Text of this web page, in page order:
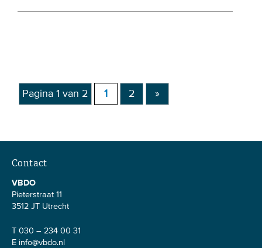
Pagina 1 van 2 1 2 »
Contact
VBDO
Pieterstraat 11
3512 JT Utrecht
T 030 – 234 00 31
E info@vbdo.nl